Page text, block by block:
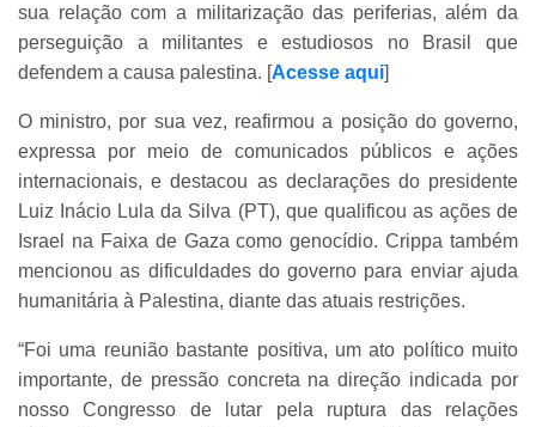
sua relação com a militarização das periferias, além da
perseguição a militantes e estudiosos no Brasil que
defendem a causa palestina. [Acesse aqui]
O ministro, por sua vez, reafirmou a posição do governo,
expressa por meio de comunicados públicos e ações
internacionais, e destacou as declarações do presidente
Luiz Inácio Lula da Silva (PT), que qualificou as ações de
Israel na Faixa de Gaza como genocídio. Crippa também
mencionou as dificuldades do governo para enviar ajuda
humanitária à Palestina, diante das atuais restrições.
“Foi uma reunião bastante positiva, um ato político muito
importante, de pressão concreta na direção indicada por
nosso Congresso de lutar pela ruptura das relações